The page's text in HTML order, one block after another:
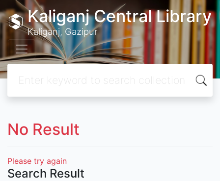
Kaliganj Central Library
Kaliganj, Gazipur
No Result
Please try again
Search Result